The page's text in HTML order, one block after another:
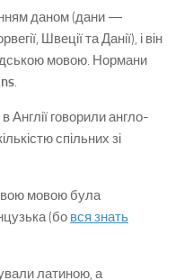
даном (дани —
Швеції та Данії), і він
мовою. Нормани
.
Англії говорили англо-
спільних зі
мовою була
(бо вся знать
латиною, а